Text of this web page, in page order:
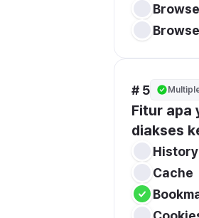
# 5
Fitur apa
diakses
History
Cache